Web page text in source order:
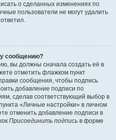
о сделанных изменениях по
пользователи не могут удалить
сообщению?
вы должны сначала создать её в
отметить флажком пункт
сообщения, чтобы подпись
добавление подписи по
сделав соответствующий выбор в
«Личные настройки» в личном
отменить добавление подписи в
Присоединить подпись в форме